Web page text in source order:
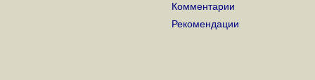
Комментарии
Рекомендации